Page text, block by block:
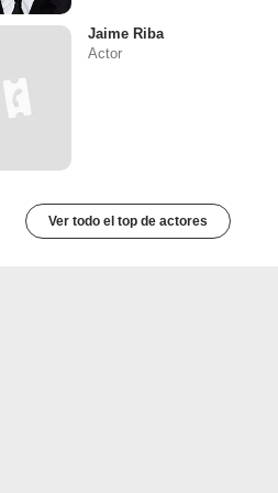
Jaime Riba
Actor
Ver todo el top de actores